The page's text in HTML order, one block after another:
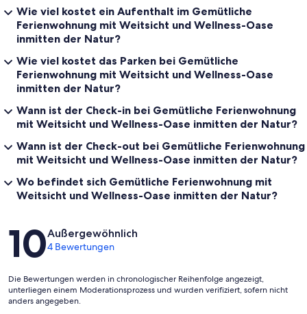
Wie viel kostet ein Aufenthalt im Gemütliche
Ferienwohnung mit Weitsicht und Wellness-Oase
inmitten der Natur?
Wie viel kostet das Parken bei Gemütliche
Ferienwohnung mit Weitsicht und Wellness-Oase
inmitten der Natur?
Wann ist der Check-in bei Gemütliche Ferienwohnung
mit Weitsicht und Wellness-Oase inmitten der Natur?
Wann ist der Check-out bei Gemütliche Ferienwohnung
mit Weitsicht und Wellness-Oase inmitten der Natur?
Wo befindet sich Gemütliche Ferienwohnung mit
Weitsicht und Wellness-Oase inmitten der Natur?
Bewertungen
10Außergewöhnlich
4 Bewertungen
Die Bewertungen werden in chronologischer Reihenfolge angezeigt,
unterliegen einem Moderationsprozess und wurden verifiziert, sofern nicht
anders angegeben.